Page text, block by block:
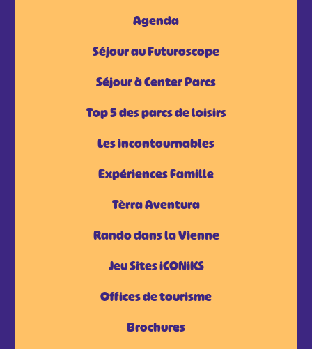
Agenda
Séjour au Futuroscope
Séjour à Center Parcs
Top 5 des parcs de loisirs
Les incontournables
Expériences Famille
Tèrra Aventura
Rando dans la Vienne
Jeu Sites iCONiKS
Offices de tourisme
Brochures